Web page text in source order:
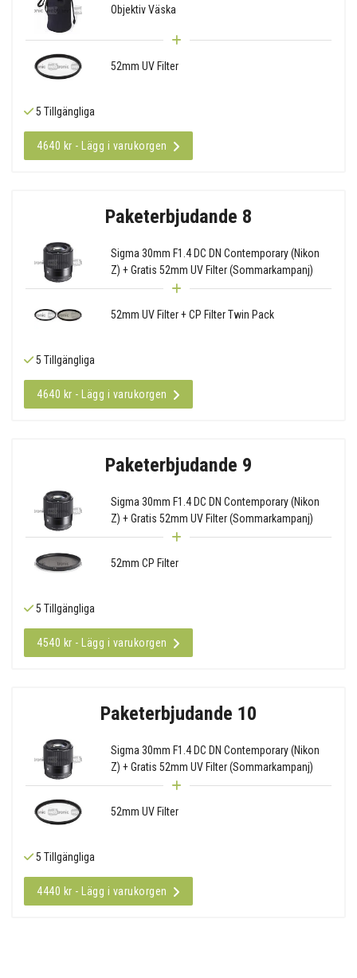
Objektiv Väska
52mm UV Filter
5 Tillgängliga
4640 kr - Lägg i varukorgen
Paketerbjudande 8
Sigma 30mm F1.4 DC DN Contemporary (Nikon
Z) + Gratis 52mm UV Filter (Sommarkampanj)
52mm UV Filter + CP Filter Twin Pack
5 Tillgängliga
4640 kr - Lägg i varukorgen
Paketerbjudande 9
Sigma 30mm F1.4 DC DN Contemporary (Nikon
Z) + Gratis 52mm UV Filter (Sommarkampanj)
52mm CP Filter
5 Tillgängliga
4540 kr - Lägg i varukorgen
Paketerbjudande 10
Sigma 30mm F1.4 DC DN Contemporary (Nikon
Z) + Gratis 52mm UV Filter (Sommarkampanj)
52mm UV Filter
5 Tillgängliga
4440 kr - Lägg i varukorgen